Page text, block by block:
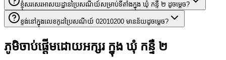
ខ្ញុំសរសេរអាសយដ្ឋានប្រៃសណីយ៍សម្រាប់ទីតាំងក្នុង ឃុំ កន្ទឺ ២ ដូចម្តេច?
ខ្ទង់នៅក្នុងលេខកូដប្រៃសណីយ៍ 02010200 មានន័យដូចម្តេច?
ភូមិចាប់ផ្តើមដោយអក្សរ ក្នុង ឃុំ កន្ទឺ ២